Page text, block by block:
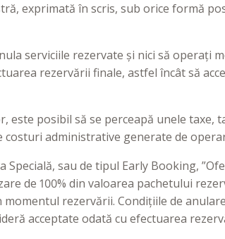
exprimată în scris, sub orice formă
serviciile rezervate și nici să operați
rezervării finale, astfel încât să
este posibil să se perceapă unele taxe,
costuri administrative generate de
Specială, sau de tipul Early Booking,
de 100% din valoarea pachetului
rezervării. Condițiile de
acceptate odată cu efectuarea